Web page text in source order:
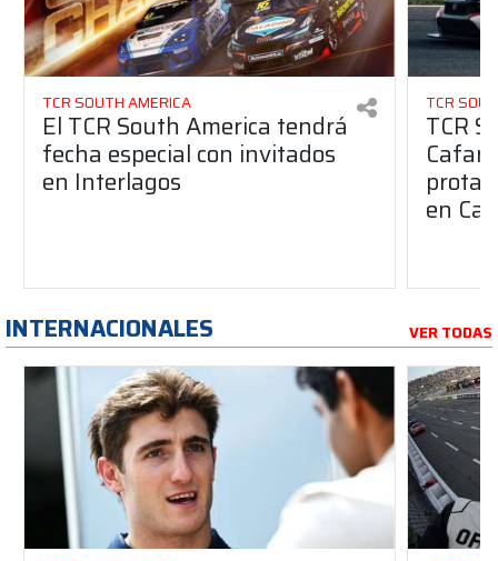
TCR SOUTH AMERICA
El TCR South America tendrá
fecha especial con invitados
en Interlagos
TCR
TCR
en
INTERNACIONALES VER TODAS